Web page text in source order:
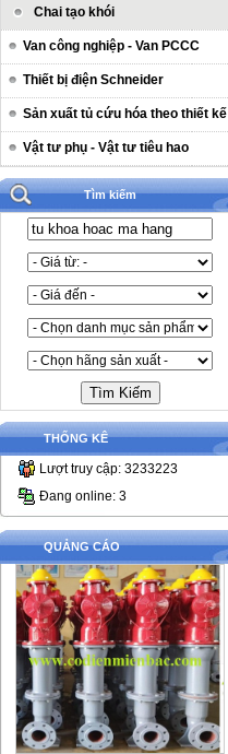
Chai tạo khói
Van công nghiệp - Van PCCC
Thiết bị điện Schneider
Sản xuất tủ cứu hóa theo thiết kế
Vật tư phụ - Vật tư tiêu hao
Tìm kiếm
THỐNG KÊ
Lượt truy cập: 3233223
Đang online: 3
QUẢNG CÁO